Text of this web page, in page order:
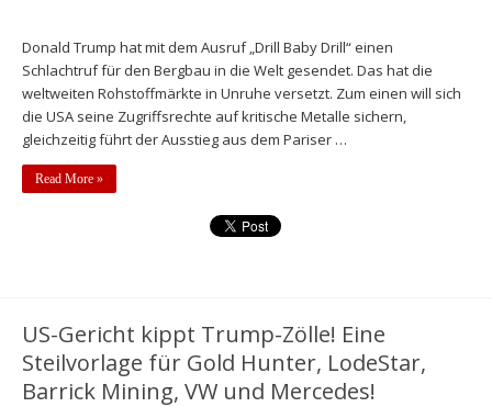
Donald Trump hat mit dem Ausruf „Drill Baby Drill“ einen
Schlachtruf für den Bergbau in die Welt gesendet. Das hat die
weltweiten Rohstoffmärkte in Unruhe versetzt. Zum einen will sich
die USA seine Zugriffsrechte auf kritische Metalle sichern,
gleichzeitig führt der Ausstieg aus dem Pariser …
Read More »
US-Gericht kippt Trump-Zölle! Eine
Steilvorlage für Gold Hunter, LodeStar,
Barrick Mining, VW und Mercedes!